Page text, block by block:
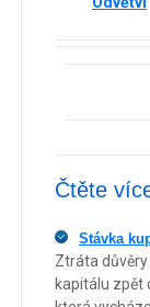
Čtěte
Stávka
Ztráta
kapitálu zpět